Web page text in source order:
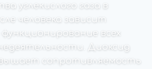
углекислого газа в
человека зависит
всех
Диоксид
сопротивляемость